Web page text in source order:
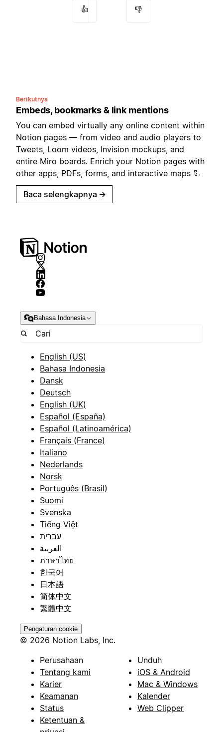
👍 👎
Berikutnya
Embeds, bookmarks & link mentions
You can embed virtually any online content within
Notion pages — from video and audio players to
Tweets, Loom videos, Invision mockups, and
entire Miro boards. Enrich your Notion pages with
other apps, PDFs, forms, and interactive maps 🦾
Baca selengkapnya →
Bahasa Indonesia
English (US)
Bahasa Indonesia
Dansk
Deutsch
English (UK)
Español (España)
Español (Latinoamérica)
Français (France)
Italiano
Nederlands
Norsk
Português (Brasil)
Suomi
Svenska
Tiếng Việt
עברית
العربية
ภาษาไทย
한국어
日本語
简体中文
繁體中文
Pengaturan cookie
© 2026 Notion Labs, Inc.
Perusahaan
Tentang kami
Karier
Keamanan
Status
Ketentuan &
Unduh
iOS & Android
Mac & Windows
Kalender
Web Clipper